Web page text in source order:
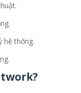
hệ thống.